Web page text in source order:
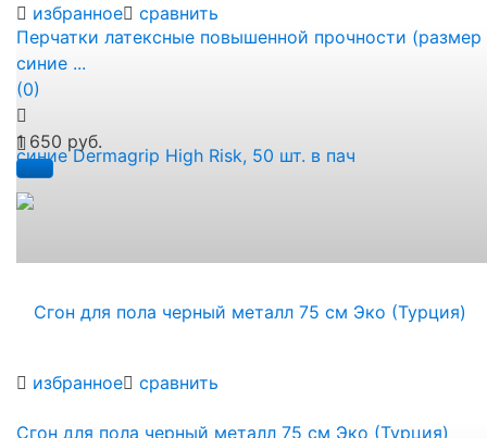
избранное сравнить
избранное сравнить
Перчатки латексные повышенной прочности (размер
синие ...
(0)
1 650 руб.
Сгон для пола черный металл 75 см Эко (Турция)